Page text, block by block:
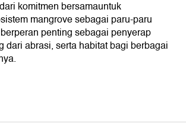
komitmen bersamauntuk
mangrove sebagai paru-paru
penting sebagai penyerap
dari abrasi, serta habitat bagi berbagai